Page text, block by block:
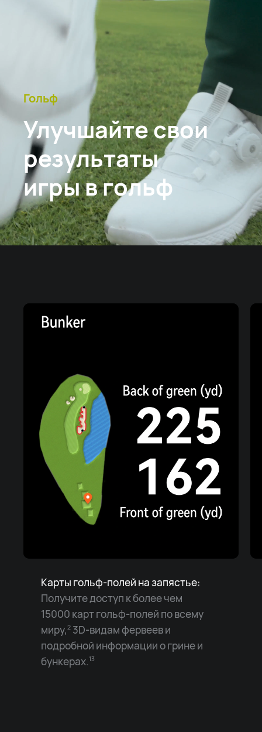
Гольф
Улучшайте свои
результаты
игры в гольф
Карты гольф-полей на запястье:
Получите доступ к более чем
15000 карт гольф-полей по всему
миру,23D-видам фервеев и
подробной информации о грине и
бункерах.13